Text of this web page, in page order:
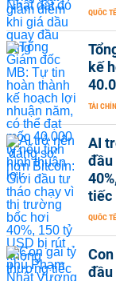
QUỐC TẾ
kế
TÀI
AI
đầu
tiếc
QUỐC TẾ
đầu